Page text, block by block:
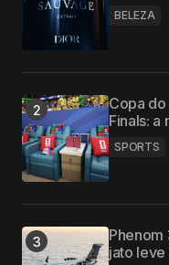
BELEZA
Copa
Finals:
SPORTS
Phenom
jato